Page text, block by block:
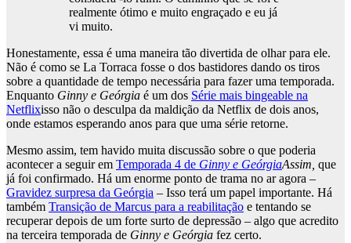
realmente ótimo e muito engraçado e eu já
vi muito.
Honestamente, essa é uma maneira tão divertida de olhar para ele.
Não é como se La Torraca fosse o dos bastidores dando os tiros
sobre a quantidade de tempo necessária para fazer uma temporada.
Enquanto Ginny e Geórgia é um dos Série mais bingeable na
Netflixisso não o desculpa da maldição da Netflix de dois anos,
onde estamos esperando anos para que uma série retorne.
Mesmo assim, tem havido muita discussão sobre o que poderia
acontecer a seguir em Temporada 4 de Ginny e GeórgiaAssim, que
já foi confirmado. Há um enorme ponto de trama no ar agora –
Gravidez surpresa da Geórgia – Isso terá um papel importante. Há
também Transição de Marcus para a reabilitação e tentando se
recuperar depois de um forte surto de depressão – algo que acredito
na terceira temporada de Ginny e Geórgia fez certo.